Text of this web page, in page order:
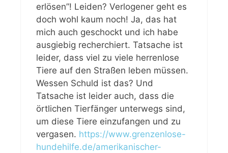
erlösen”! Leiden? Verlogener geht es
doch wohl kaum noch! Ja, das hat
mich auch geschockt und ich habe
ausgiebig recherchiert. Tatsache ist
leider, dass viel zu viele herrenlose
Tiere auf den Straßen leben müssen.
Wessen Schuld ist das? Und
Tatsache ist leider auch, dass die
örtlichen Tierfänger unterwegs sind,
um diese Tiere einzufangen und zu
vergasen. https://www.grenzenlose-
hundehilfe.de/amerikanischer-